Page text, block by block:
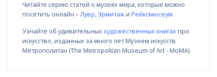
Читайте серию статей о музеях мира, которые можно
посетить онлайн –Лувр,Эрмитажи Рейксмюсеум.
Узнайте об удивительных художественных книгах про
искусство, изданных за много лет Музеем искусств
Метрополитан (The Metropolitan Museum of Art - MoMA).